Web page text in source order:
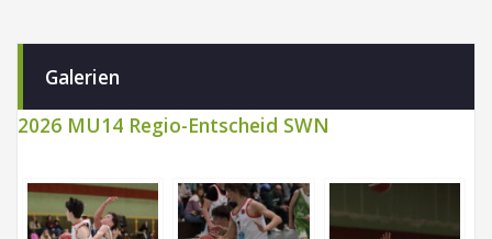
Galerien
2026 MU14 Regio-Entscheid SWN